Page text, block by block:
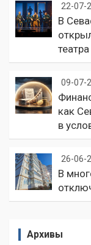
22-07-
В
09-07-
как
в
26-06-
В
Архивы